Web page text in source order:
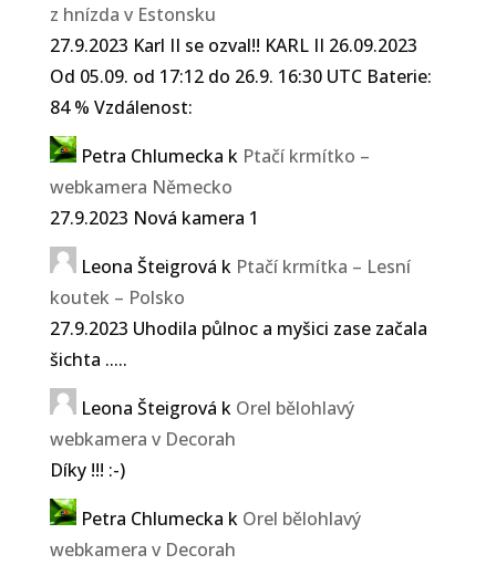
z hnízda v Estonsku
27.9.2023 Karl II se ozval!! KARL II 26.09.2023
Od 05.09. od 17:12 do 26.9. 16:30 UTC Baterie:
84 % Vzdálenost:
Petra Chlumecka k Ptačí krmítko –
webkamera Německo
27.9.2023 Nová kamera 1
Leona Šteigrová k Ptačí krmítka – Lesní
koutek – Polsko
27.9.2023 Uhodila půlnoc a myšici zase začala
šichta .....
Leona Šteigrová k Orel bělohlavý
webkamera v Decorah
Díky !!! :-)
Petra Chlumecka k Orel bělohlavý
webkamera v Decorah